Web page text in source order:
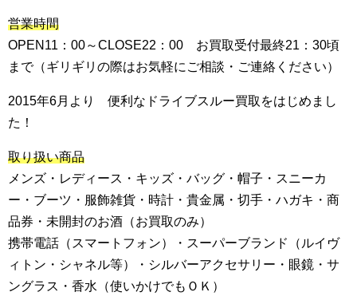
営業時間
OPEN11：00～CLOSE22：00 お買取受付最終21：30頃
まで（ギリギリの際はお気軽にご相談・ご連絡ください）
2015年6月より 便利なドライブスルー買取をはじめまし
た！
取り扱い商品
メンズ・レディース・キッズ・バッグ・帽子・スニーカ
ー・ブーツ・服飾雑貨・時計・貴金属・切手・ハガキ・商
品券・未開封のお酒（お買取のみ）
携帯電話（スマートフォン）・スーパーブランド（ルイヴ
ィトン・シャネル等）・シルバーアクセサリー・眼鏡・サ
ングラス・香水（使いかけでもＯＫ）